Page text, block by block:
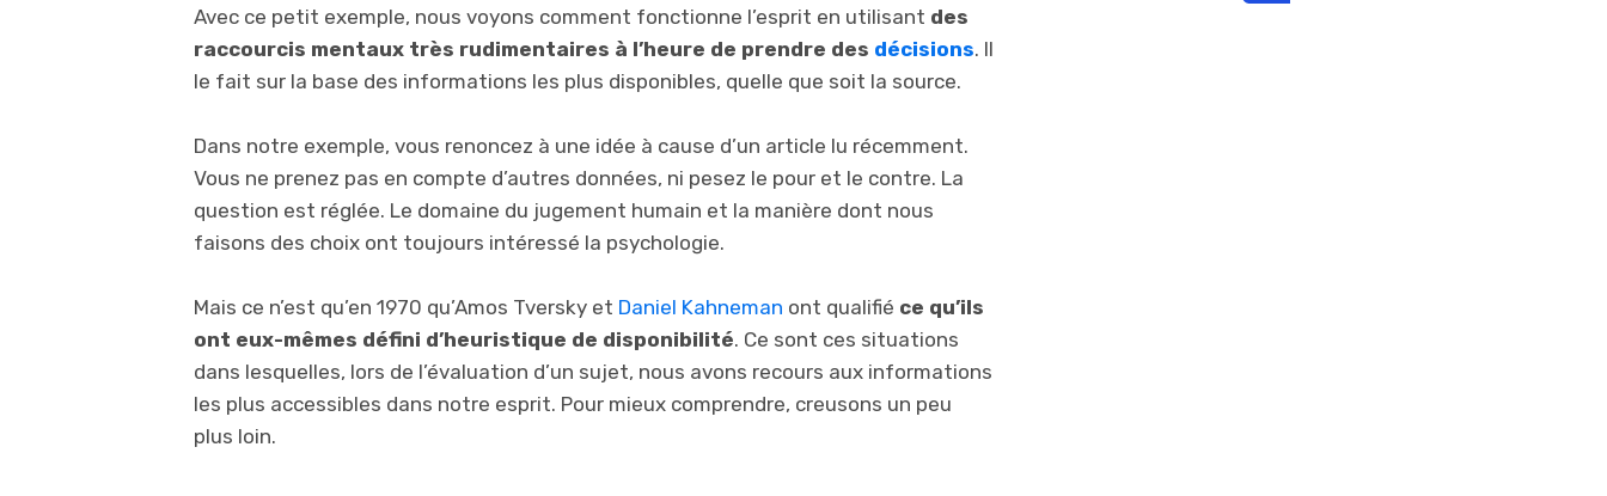
Avec ce petit exemple, nous voyons comment fonctionne l’esprit en utilisant des
raccourcis mentaux très rudimentaires à l’heure de prendre des décisions. Il
le fait sur la base des informations les plus disponibles, quelle que soit la source.
Dans notre exemple, vous renoncez à une idée à cause d’un article lu récemment.
Vous ne prenez pas en compte d’autres données, ni pesez le pour et le contre. La
question est réglée. Le domaine du jugement humain et la manière dont nous
faisons des choix ont toujours intéressé la psychologie.
Mais ce n’est qu’en 1970 qu’Amos Tversky et Daniel Kahneman ont qualifié ce qu’ils
ont eux-mêmes défini d’heuristique de disponibilité. Ce sont ces situations
dans lesquelles, lors de l’évaluation d’un sujet, nous avons recours aux informations
les plus accessibles dans notre esprit. Pour mieux comprendre, creusons un peu
plus loin.